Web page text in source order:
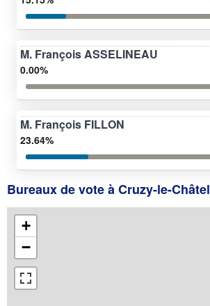
M. François ASSELINEAU
0.00%
M. François FILLON
23.64%
Bureaux de vote à Cruzy-le-Châtel
+
−